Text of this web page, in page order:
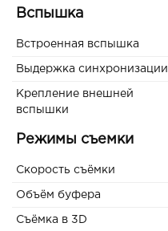
Вспышка
Встроенная вспышка
Выдержка синхронизации
Крепление внешней
вспышки
Режимы съемки
Скорость съёмки
Объём буфера
Съёмка в 3D